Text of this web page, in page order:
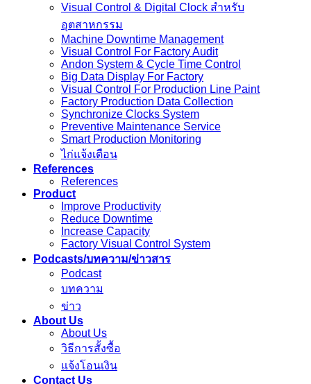
Visual Control & Digital Clock สำหรับ
อุตสาหกรรม
Machine Downtime Management
Visual Control For Factory Audit
Andon System & Cycle Time Control
Big Data Display For Factory
Visual Control For Production Line Paint
Factory Production Data Collection
Synchronize Clocks System
Preventive Maintenance Service
Smart Production Monitoring
ไก่แจ้งเตือน
References
References
Product
Improve Productivity
Reduce Downtime
Increase Capacity
Factory Visual Control System
Podcasts/บทความ/ข่าวสาร
Podcast
บทความ
ข่าว
About Us
About Us
วิธีการสั้งซื้อ
แจ้งโอนเงิน
Contact Us